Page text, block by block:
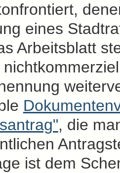
eines
Arbeitsblatt
, die
ist dem